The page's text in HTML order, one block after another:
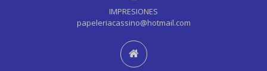
IMPRESIONES
papeleriacassino@hotmail.com